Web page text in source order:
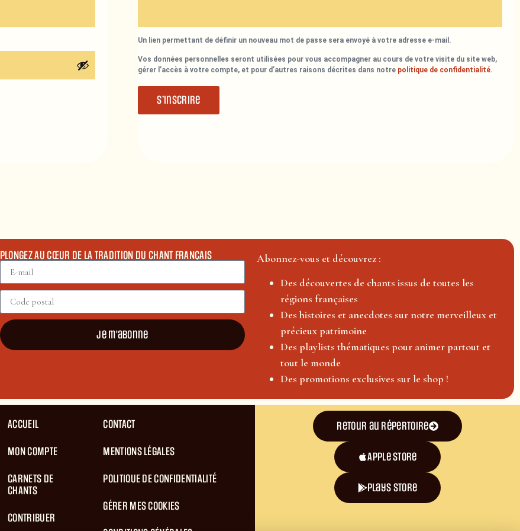
Un lien permettant de définir un nouveau mot de passe sera envoyé à votre adresse e-mail.
Vos données personnelles seront utilisées pour vous accompagner au cours de votre visite du site web,
gérer l’accès à votre compte, et pour d’autres raisons décrites dans notre politique de confidentialité.
S’inscrire
PLONGEZ AU CŒUR DE LA TRADITION DU CHANT FRANÇAIS
Je m'abonne
Abonnez-vous et découvrez :
Des découvertes de chants issus de toutes les
régions françaises
Des histoires et anecdotes sur notre merveilleux et
précieux patrimoine
Des playlists thématiques pour animer partout et
tout le monde
Des promotions exclusives sur le shop !
ACCUEIL
MON COMPTE
CARNETS DE
CHANTS
CONTRIBUER
CONTACT
MENTIONS LÉGALES
POLITIQUE DE CONFIDENTIALITÉ
GÉRER MES COOKIES
Retour au répertoire
Apple Store
plays store